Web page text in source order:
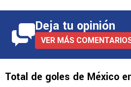
Deja tu opinión
VER MÁS
Total de goles de México